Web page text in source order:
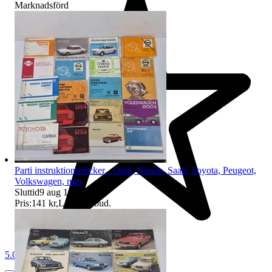
5.0
Marknadsförd
Parti instruktionsböcker - Opel, Nissan, Saab, Toyota, Peugeot,
Volkswagen, mm
Sluttid9 aug 18:03
Pris:141 kr,Ledande bud.